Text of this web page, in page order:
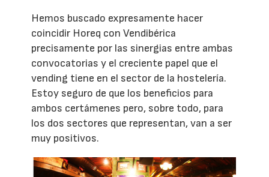
Hemos buscado expresamente hacer
coincidir Horeq con Vendibérica
precisamente por las sinergias entre ambas
convocatorias y el creciente papel que el
vending tiene en el sector de la hostelería.
Estoy seguro de que los beneficios para
ambos certámenes pero, sobre todo, para
los dos sectores que representan, van a ser
muy positivos.